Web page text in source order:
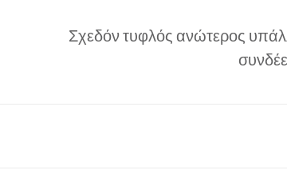
Σχεδόν τυφλός ανώτερος